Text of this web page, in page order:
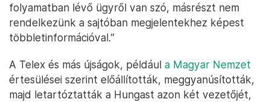
folyamatban lévő ügyről van szó, másrészt nem
rendelkezünk a sajtóban megjelentekhez képest
többletinformációval.”
A Telex és más újságok, például a Magyar Nemzet
értesülései szerint előállították, meggyanúsították,
majd letartóztatták a Hungast azon két vezetőjét,